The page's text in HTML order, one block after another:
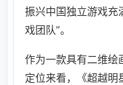
振兴中国独立游戏充
戏团队”。
作为一款具有二维绘
定位来看，《超越明